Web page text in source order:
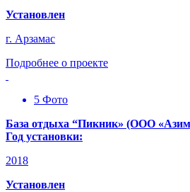
Установлен
г. Арзамас
Подробнее о проекте
5 Фото
База отдыха “Пикник» (ООО
Год установки:
2018
Установлен